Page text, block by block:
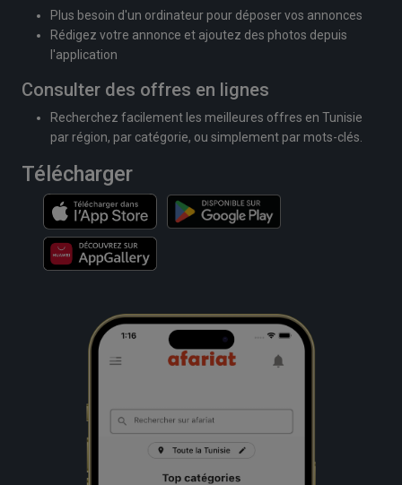
Plus besoin d'un ordinateur pour déposer vos annonces
Rédigez votre annonce et ajoutez des photos depuis
l'application
Consulter des offres en lignes
Recherchez facilement les meilleures offres en Tunisie
par région, par catégorie, ou simplement par mots-clés.
Télécharger